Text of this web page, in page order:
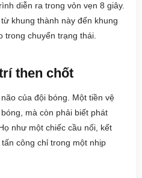
diễn ra trong vỏn vẹn 8 giây.
khung thành này đến khung
trong chuyển trạng thái.
then chốt
của đội bóng. Một tiền vệ
mà còn phải biết phát
như một chiếc cầu nối, kết
công chỉ trong một nhịp